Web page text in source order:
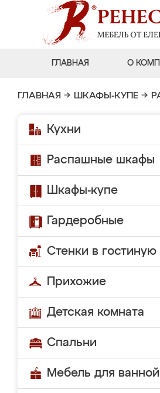
ГЛАВНАЯ О
ГЛАВНАЯ → ШКАФЫ-КУПЕ →
Кухни
Распашные шкафы
Шкафы-купе
Гардеробные
Стенки в гостиную
Прихожие
Детская комната
Спальни
Мебель для ванной